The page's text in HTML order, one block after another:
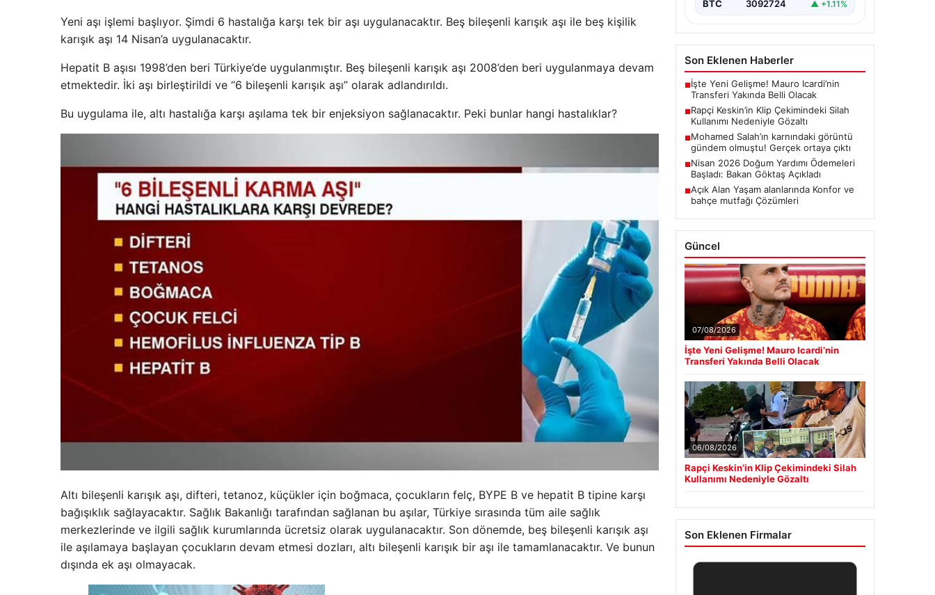
Yeni aşı işlemi başlıyor. Şimdi 6 hastalığa karşı tek bir aşı uygulanacaktır. Beş bileşenli karışık aşı ile beş kişilik
karışık aşı 14 Nisan’a uygulanacaktır.
Hepatit B aşısı 1998’den beri Türkiye’de uygulanmıştır. Beş bileşenli karışık aşı 2008’den beri uygulanmaya devam
etmektedir. İki aşı birleştirildi ve “6 bileşenli karışık aşı” olarak adlandırıldı.
Bu uygulama ile, altı hastalığa karşı aşılama tek bir enjeksiyon sağlanacaktır. Peki bunlar hangi hastalıklar?
Altı bileşenli karışık aşı, difteri, tetanoz, küçükler için boğmaca, çocukların felç, BYPE B ve hepatit B tipine karşı
bağışıklık sağlayacaktır. Sağlık Bakanlığı tarafından sağlanan bu aşılar, Türkiye sırasında tüm aile sağlık
merkezlerinde ve ilgili sağlık kurumlarında ücretsiz olarak uygulanacaktır. Son dönemde, beş bileşenli karışık aşı
ile aşılamaya başlayan çocukların devam etmesi dozları, altı bileşenli karışık bir aşı ile tamamlanacaktır. Ve bunun
dışında ek aşı olmayacak.
BTC 3092724 ▲ +1.11%
Son Eklenen Haberler
■İşte Yeni Gelişme! Mauro Icardi’nin
Transferi Yakında Belli Olacak
■Rapçi Keskin’in Klip Çekimindeki Silah
Kullanımı Nedeniyle Gözaltı
■Mohamed Salah’ın karnındaki görüntü
gündem olmuştu! Gerçek ortaya çıktı
■Nisan 2026 Doğum Yardımı Ödemeleri
Başladı: Bakan Göktaş Açıkladı
■Açık Alan Yaşam alanlarında Konfor ve
bahçe mutfağı Çözümleri
Güncel
07/08/2026
İşte Yeni Gelişme! Mauro Icardi’nin
Transferi Yakında Belli Olacak
06/08/2026
Rapçi Keskin’in Klip Çekimindeki Silah
Kullanımı Nedeniyle Gözaltı
Son Eklenen Firmalar